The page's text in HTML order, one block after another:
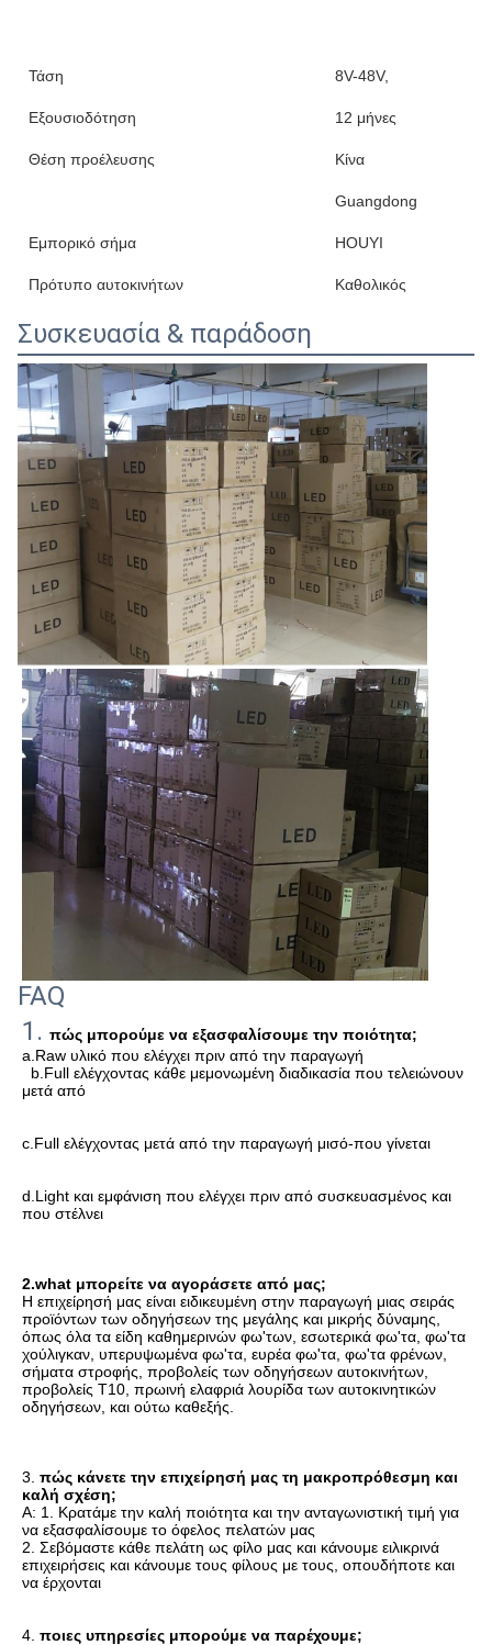
Τάση 8V-48V,
Εξουσιοδότηση 12 μήνες
Θέση προέλευσης Κίνα
Guangdong
Εμπορικό σήμα HOUYI
Πρότυπο αυτοκινήτων Καθολικός
Συσκευασία & παράδοση
FAQ
1. πώς μπορούμε να εξασφαλίσουμε την ποιότητα;
a.Raw υλικό που ελέγχει πριν από την παραγωγή
b.Full ελέγχοντας κάθε μεμονωμένη διαδικασία που τελειώνουν
μετά από
c.Full ελέγχοντας μετά από την παραγωγή μισό-που γίνεται
d.Light και εμφάνιση που ελέγχει πριν από συσκευασμένος και
που στέλνει
2.what μπορείτε να αγοράσετε από μας;
Η επιχείρησή μας είναι ειδικευμένη στην παραγωγή μιας σειράς
προϊόντων των οδηγήσεων της μεγάλης και μικρής δύναμης,
όπως όλα τα είδη καθημερινών φω'των, εσωτερικά φω'τα, φω'τα
χούλιγκαν, υπερυψωμένα φω'τα, ευρέα φω'τα, φω'τα φρένων,
σήματα στροφής, προβολείς των οδηγήσεων αυτοκινήτων
προβολείς T10, πρωινή ελαφριά λουρίδα των αυτοκινητικών
οδηγήσεων, και ούτω καθεξής.
3. πώς κάνετε την επιχείρησή μας τη μακροπρόθεσμη και
καλή σχέση;
Α: 1. Κρατάμε την καλή ποιότητα και την ανταγωνιστική τιμή για
να εξασφαλίσουμε το όφελος πελατών μας
2. Σεβόμαστε κάθε πελάτη ως φίλο μας και κάνουμε ειλικρινά
επιχειρήσεις και κάνουμε τους φίλους με τους, οπουδήποτε και
να έρχονται
4. ποιες υπηρεσίες μπορούμε να παρέχουμε;